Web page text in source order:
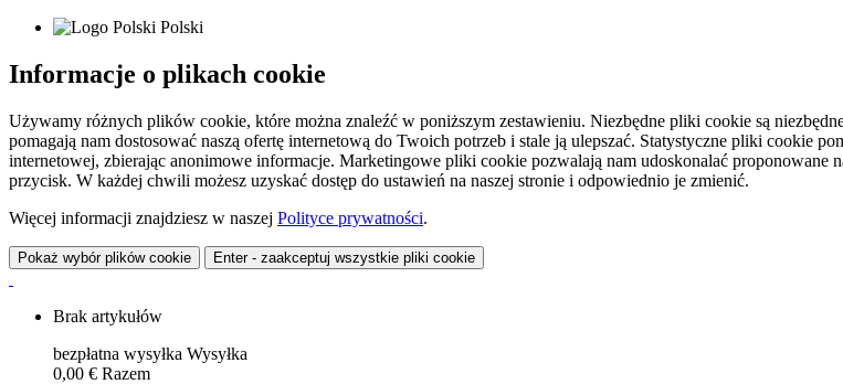
Polski
Informacje o plikach cookie
Używamy różnych plików cookie, które można znaleźć w poniższym zestawieniu. Niezbędne pliki cookie są
pomagają nam dostosować naszą ofertę internetową do Twoich potrzeb i stale ją ulepszać. Statystyczne pliki cookie
internetowej, zbierając anonimowe informacje. Marketingowe pliki cookie pozwalają nam udoskonalać
przycisk. W każdej chwili możesz uzyskać dostęp do ustawień na naszej stronie i odpowiednio je zmienić.
Więcej informacji znajdziesz w naszej Polityce prywatności.
Pokaż wybór plików cookie Enter - zaakceptuj wszystkie pliki cookie
Brak artykułów
bezpłatna wysyłka Wysyłka
0,00 € Razem